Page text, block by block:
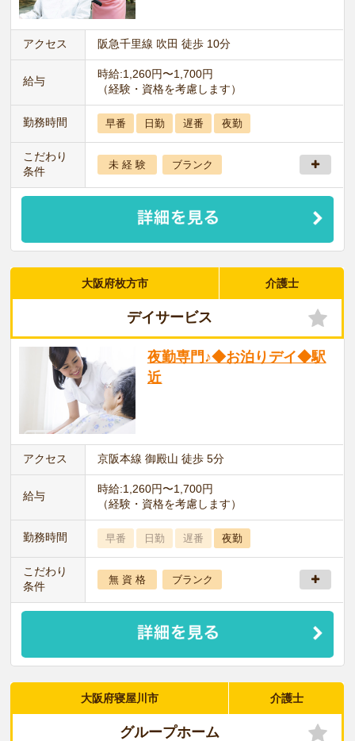
アクセス 阪急千里線 吹田 徒歩 10分
給与
時給:1,260円〜1,700円
（経験・資格を考慮します）
勤務時間 早番 日勤 遅番 夜勤
こだわり
条件
未 経 験 ブランク
大阪府枚方市 介護士
デイサービス
夜勤専門♪◆お泊りデイ◆駅
近
アクセス 京阪本線 御殿山 徒歩 5分
給与
時給:1,260円〜1,700円
（経験・資格を考慮します）
勤務時間 早番 日勤 遅番 夜勤
こだわり
条件
無 資 格 ブランク
大阪府寝屋川市 介護士
グループホーム